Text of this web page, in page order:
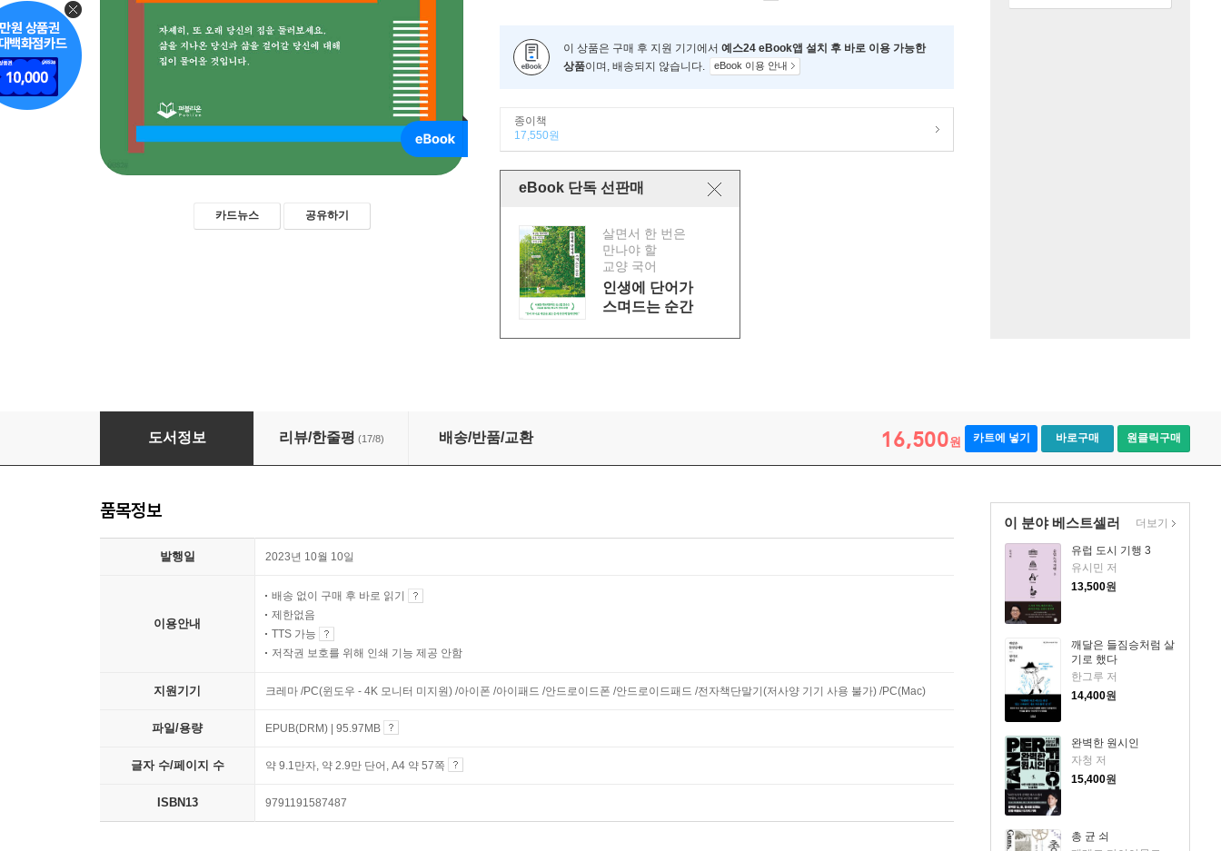
카드뉴스 공유하기
이 상품은 구매 후 지원 기기에서 예스24 eBook앱 설치 후 바로 이용 가능한
상품이며, 배송되지 않습니다. eBook 이용 안내
종이책
17,550원
eBook 단독 선판매
살면서 한 번은
만나야 할
교양 국어
인생에 단어가
스며드는 순간
집이 나에게 물어온 것들
도서정보 리뷰/한줄평 (17/8) 배송/반품/교환 16,500원 카트에 넣기 바로구매 원클릭구매
이 분야 베스트셀러
유럽 도시 기행 3
유시민 저
13,500원
깨달은 들짐승처럼 살
기로 했다
한그루 저
14,400원
완벽한 원시인
자청 저
15,400원
총 균 쇠
더보기
품목정보
발행일 2023년 10월 10일
이용안내
배송 없이 구매 후 바로 읽기
제한없음
TTS 가능
저작권 보호를 위해 인쇄 기능 제공 안함
지원기기 크레마 /PC(윈도우 - 4K 모니터 미지원) /아이폰 /아이패드 /안드로이드폰 /안드로이드패드 /전자책단말기(저사양 기기 사용 불가) /PC(Mac)
파일/용량 EPUB(DRM) | 95.97MB
글자 수/페이지 수 약 9.1만자, 약 2.9만 단어, A4 약 57쪽
ISBN13 9791191587487